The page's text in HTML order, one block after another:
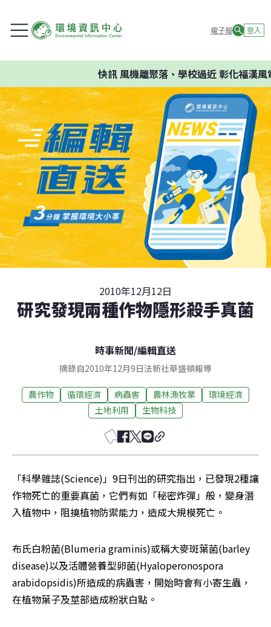
電子報 登入
快訊風機離聚落、學校過近 彰化福漢風
2010年12月12日
研究發現兩種作物隱形殺手真菌
時事新聞/編輯直送
摘錄自2010年12月9日法新社華盛頓報導
農作物 循環經濟 病蟲害 農林漁牧業
環境經濟
土地利用
生物科技
「科學雜誌(Science)」9日刊出的研究指出，已發現2種讓
作物死亡的重要真菌，它們有如「秘密炸彈」般，變身潛
入植物中，阻撓植物防禦能力，造成大規模死亡。
布氏白粉菌(Blumeria graminis)或稱大麥斑葉菌(barley
disease)以及活體營養型卵菌(Hyaloperonospora
arabidopsidis)所造成的病蟲害，開始時會有小寄生蟲，
在植物葉子及莖部造成粉狀白點。